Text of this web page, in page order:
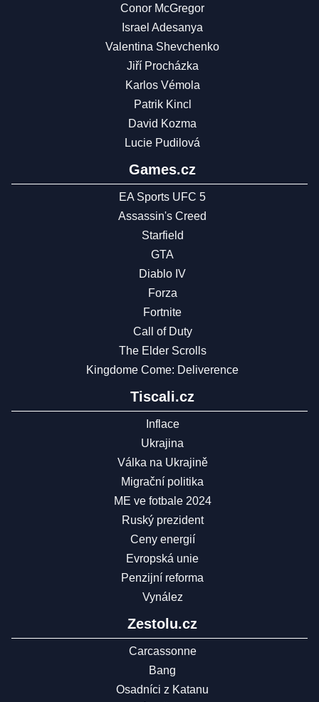
Conor McGregor
Israel Adesanya
Valentina Shevchenko
Jiří Procházka
Karlos Vémola
Patrik Kincl
David Kozma
Lucie Pudilová
Games.cz
EA Sports UFC 5
Assassin's Creed
Starfield
GTA
Diablo IV
Forza
Fortnite
Call of Duty
The Elder Scrolls
Kingdome Come: Deliverence
Tiscali.cz
Inflace
Ukrajina
Válka na Ukrajině
Migrační politika
ME ve fotbale 2024
Ruský prezident
Ceny energií
Evropská unie
Penzijní reforma
Vynález
Zestolu.cz
Carcassonne
Bang
Osadníci z Katanu